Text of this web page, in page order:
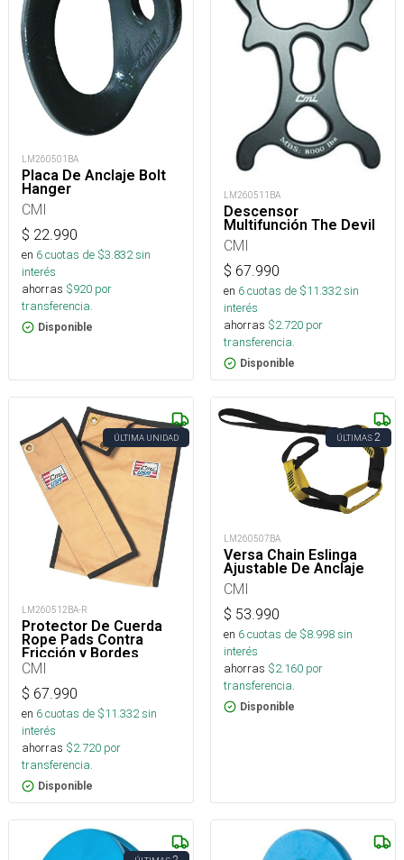
LM260501BA
Placa De Anclaje Bolt
Hanger
CMI
$ 22.990
en 6cuotas de $3.832sin
interés
ahorras $920 por
transferencia.
Disponible
LM260511BA
Descensor
Multifunción The Devil
CMI
$ 67.990
en 6cuotas de $11.332sin
interés
ahorras $2.720 por
transferencia.
Disponible
ÚLTIMA UNIDAD
LM260512BA-R
Protector De Cuerda
Rope Pads Contra
Fricción y Bordes
CMI
$ 67.990
en 6cuotas de $11.332sin
interés
ahorras $2.720 por
transferencia.
Disponible
ÚLTIMAS2
LM260507BA
Versa Chain Eslinga
Ajustable De Anclaje
CMI
$ 53.990
en 6cuotas de $8.998sin
interés
ahorras $2.160 por
transferencia.
Disponible